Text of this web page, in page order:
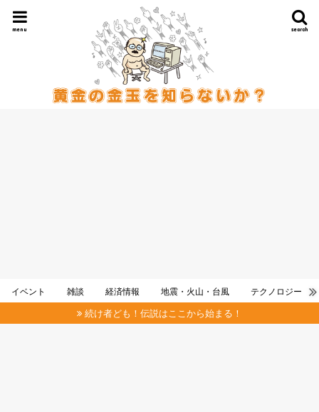
search
menu
イベント 雑談 経済情報 地震・火山・台風 テクノロジー
続け者ども！伝説はここから始まる！